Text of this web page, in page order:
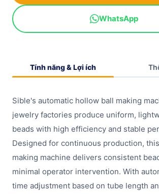
WhatsApp
Tính năng & Lợi ích
Sible's automatic hollow ball making
jewelry factories produce uniform,
beads with high efficiency and stable
Designed for continuous production,
making machine delivers consistent
minimal operator intervention. With
time adjustment based on tube length